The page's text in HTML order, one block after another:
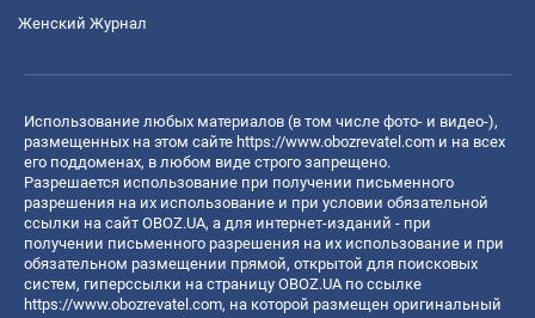
Женский Журнал
Использование любых материалов (в том числе фото- и видео-),
размещенных на этом сайте https://www.obozrevatel.com и на всех
его поддоменах, в любом виде строго запрещено.
Разрешается использование при получении письменного
разрешения на их использование и при условии обязательной
ссылки на сайт OBOZ.UA, а для интернет-изданий - при
получении письменного разрешения на их использование и при
обязательном размещении прямой, открытой для поисковых
систем, гиперссылки на страницу OBOZ.UA по ссылке
https://www.obozrevatel.com, на которой размещен оригинальный